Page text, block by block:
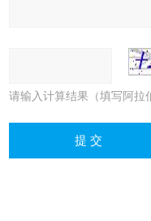
请输入计算结果（填写阿拉